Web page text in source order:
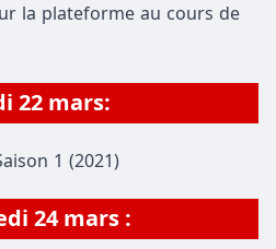
la plateforme au cours de
22 mars:
1 (2021)
24 mars :